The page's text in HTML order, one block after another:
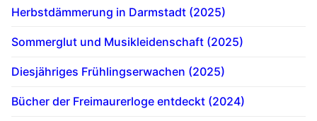
Herbstdämmerung in Darmstadt (2025)
Sommerglut und Musikleidenschaft (2025)
Diesjähriges Frühlingserwachen (2025)
Bücher der Freimaurerloge entdeckt (2024)